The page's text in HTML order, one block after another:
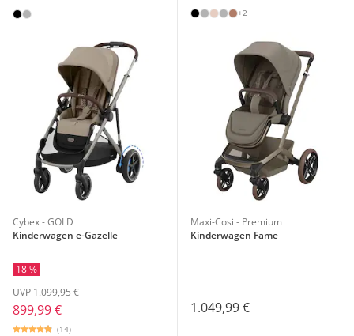
+2
Cybex - GOLD
Kinderwagen e-Gazelle
18 %
899,99 €
UVP 1.099,95 €
(14)
Maxi-Cosi - Premium
Kinderwagen Fame
1.049,99 €